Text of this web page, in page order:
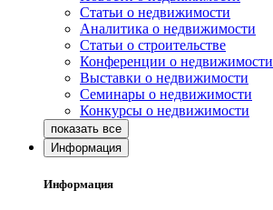
Статьи о недвижимости
Аналитика о недвижимости
Статьи о строительстве
Конференции о недвижимости
Выставки о недвижимости
Семинары о недвижимости
Конкурсы о недвижимости
Информация
Информация